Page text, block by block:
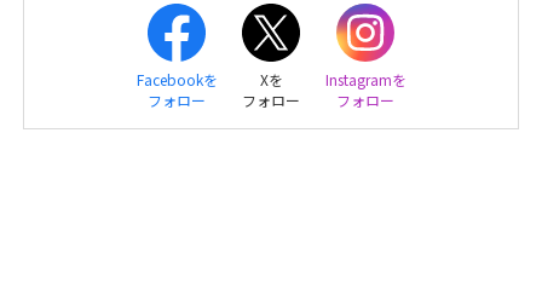
Facebookを
フォロー
Xを
フォロー
Instagramを
フォロー